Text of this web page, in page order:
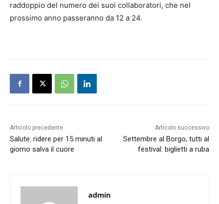
raddoppio del numero dei suoi collaboratori, che nel
prossimo anno passeranno da 12 a 24.
Articolo precedente
Salute: ridere per 15 minuti al
giorno salva il cuore
Articolo successivo
Settembre al Borgo, tutti al
festival: biglietti a ruba
admin